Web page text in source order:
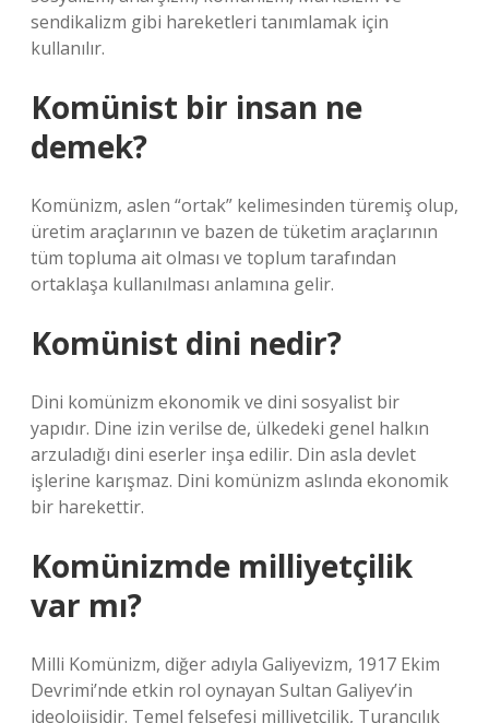
sendikalizm gibi hareketleri tanımlamak için
kullanılır.
Komünist bir insan ne
demek?
Komünizm, aslen “ortak” kelimesinden türemiş olup,
üretim araçlarının ve bazen de tüketim araçlarının
tüm topluma ait olması ve toplum tarafından
ortaklaşa kullanılması anlamına gelir.
Komünist dini nedir?
Dini komünizm ekonomik ve dini sosyalist bir
yapıdır. Dine izin verilse de, ülkedeki genel halkın
arzuladığı dini eserler inşa edilir. Din asla devlet
işlerine karışmaz. Dini komünizm aslında ekonomik
bir harekettir.
Komünizmde milliyetçilik
var mı?
Milli Komünizm, diğer adıyla Galiyevizm, 1917 Ekim
Devrimi’nde etkin rol oynayan Sultan Galiyev’in
ideolojisidir. Temel felsefesi milliyetçilik, Turancılık